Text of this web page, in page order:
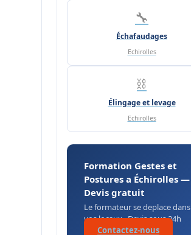
🔧
Échafaudages
Echirolles
⛓️
Élingage et levage
Echirolles
Formation Gestes et
Postures a Échirolles —
Devis gratuit
Le formateur se deplace dans
vos locaux · Devis sous 24h
Contactez-nous